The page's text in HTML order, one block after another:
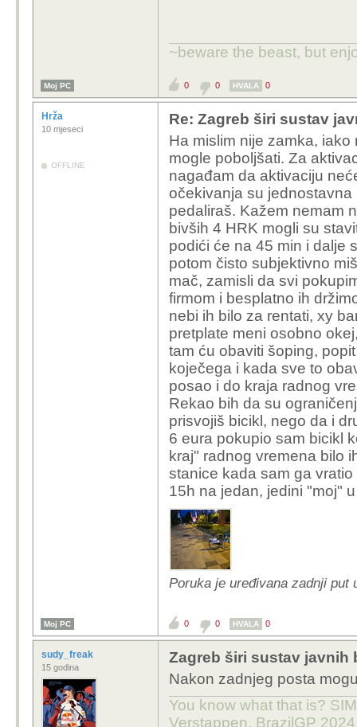
~beware the beast, but
Moj PC 0 0 HVALA 0
Hrža
10 mjeseci
OFFLINE
Re: Zagreb širi sustav
Ha mislim nije zamka,
mogle poboljšati. Za
nagađam da aktivaciju
očekivanja su
pedaliraš. Kažem nemam
bivših 4 HRK mogli su
podići će na 45 min i dalje
potom čisto subjektivno
mač, zamisli da svi
firmom i besplatno ih
nebi ih bilo za rentati, xy
pretplate meni osobno
tam ću obaviti šoping,
koječega i kada sve to
posao i do kraja radnog
Rekao bih da su
prisvojiš bicikl, nego da i
6 eura pokupio sam bicikl
kraj" radnog vremena bilo
stanice kada sam ga
15h na jedan, jedini "moj"
Poruka je uređivana zadnji put
Moj PC 0 0 HVALA 0
sudy_freak
15 godina
Zagreb širi sustav javnih
Nakon zadnjeg posta
You know what that is?
Verstappen, BrazilGP 2024